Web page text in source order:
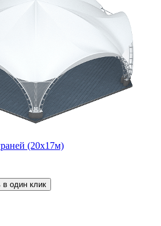
(20х17м)
в один клик